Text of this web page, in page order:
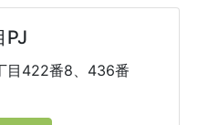
PJ
目422番8、436番